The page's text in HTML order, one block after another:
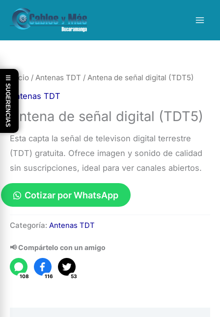
Inicio / Antenas TDT / Antena de señal digital (TDT5)
Antenas TDT
Antena de señal digital (TDT5)
Esta capta la señal de televison digital terrestre
(TDT) gratuita. Ofrece imagen y sonido de calidad
sin suscripciones, ideal para ver canales abiertos.
Cotizar por WhatsApp
de
señal
digital
(TDT5)
Categoría: Antenas TDT
📢 Compártelo con un amigo
108 116 53
☰ SUGERENCIAS